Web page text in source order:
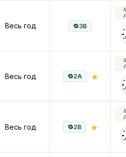
Весь год 3B
Весь год 2A
Весь год 2B